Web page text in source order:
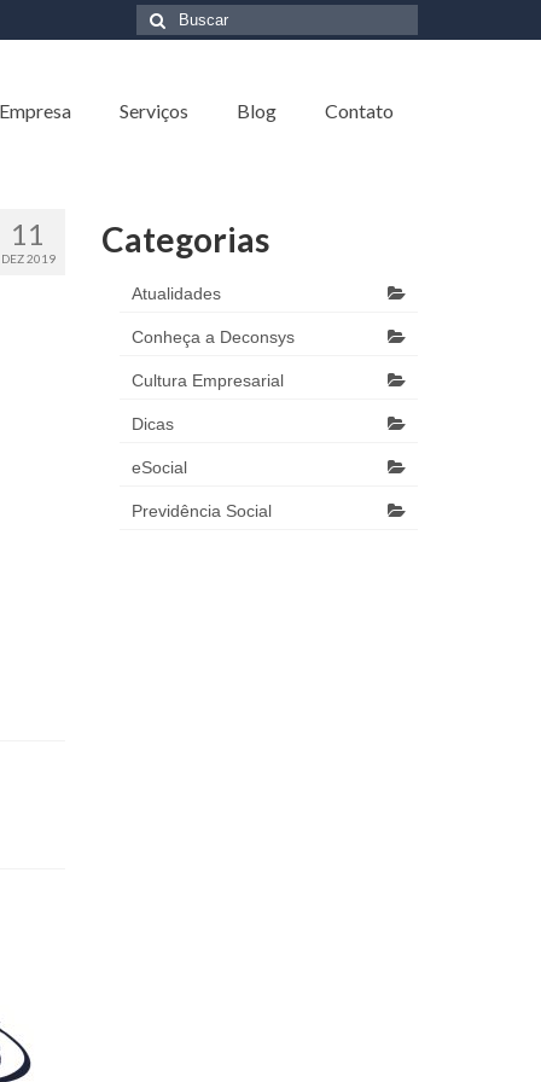
Buscar
Serviços Blog Contato
11
DEZ 2019 Categorias
Atualidades
Conheça a Deconsys
Cultura Empresarial
Dicas
eSocial
Previdência Social